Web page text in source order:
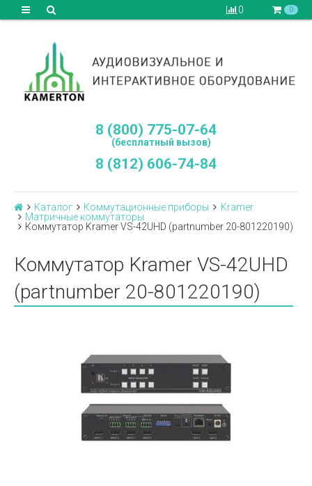
0 0
8 (800) 775-07-64
(бесплатный вызов)
8 (812) 606-74-84
Каталог Коммутационные приборы
Kramer
Матричные коммутаторы
Коммутатор Kramer VS-42UHD (partnumber 20-801220190)
Коммутатор Kramer VS-42UHD
(partnumber 20-801220190)